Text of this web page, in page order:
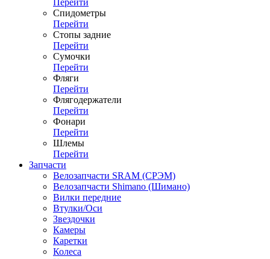
Перейти
Спидометры
Перейти
Стопы задние
Перейти
Сумочки
Перейти
Фляги
Перейти
Флягодержатели
Перейти
Фонари
Перейти
Шлемы
Перейти
Запчасти
Велозапчасти SRAM (СРЭМ)
Велозапчасти Shimano (Шимано)
Вилки передние
Втулки/Оси
Звездочки
Камеры
Каретки
Колеса